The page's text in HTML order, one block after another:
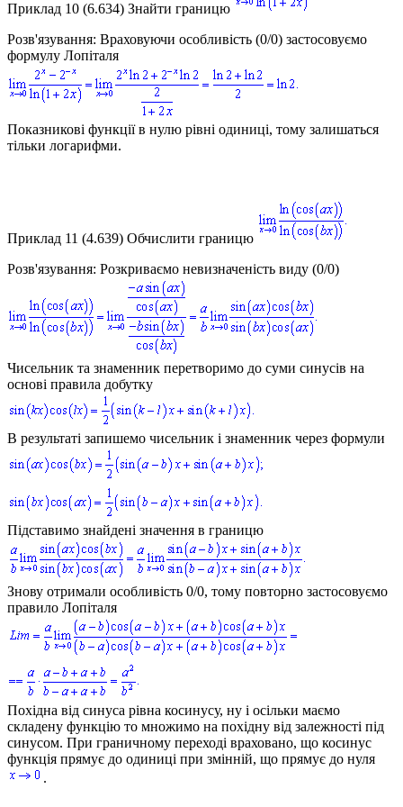
Приклад 10 (6.634) Знайти границю
Розв'язування: Враховуючи особливість (0/0) застосовуємо
формулу Лопіталя
Показникові функції в нулю рівні одиниці, тому залишаться
тільки логарифми.
Приклад 11 (4.639) Обчислити границю
Розв'язування: Розкриваємо невизначеність виду (0/0)
Чисельник та знаменник перетворимо до суми синусів на
основі правила добутку
В результаті запишемо чисельник і знаменник через формули
Підставимо знайдені значення в границю
Знову отримали особливість 0/0, тому повторно застосовуємо
правило Лопіталя
Похідна від синуса рівна косинусу, ну і осільки маємо
складену функцію то множимо на похідну від залежності під
синусом. При граничному переході враховано, що косинус
функція прямує до одиниці при змінній, що прямує до нуля
.